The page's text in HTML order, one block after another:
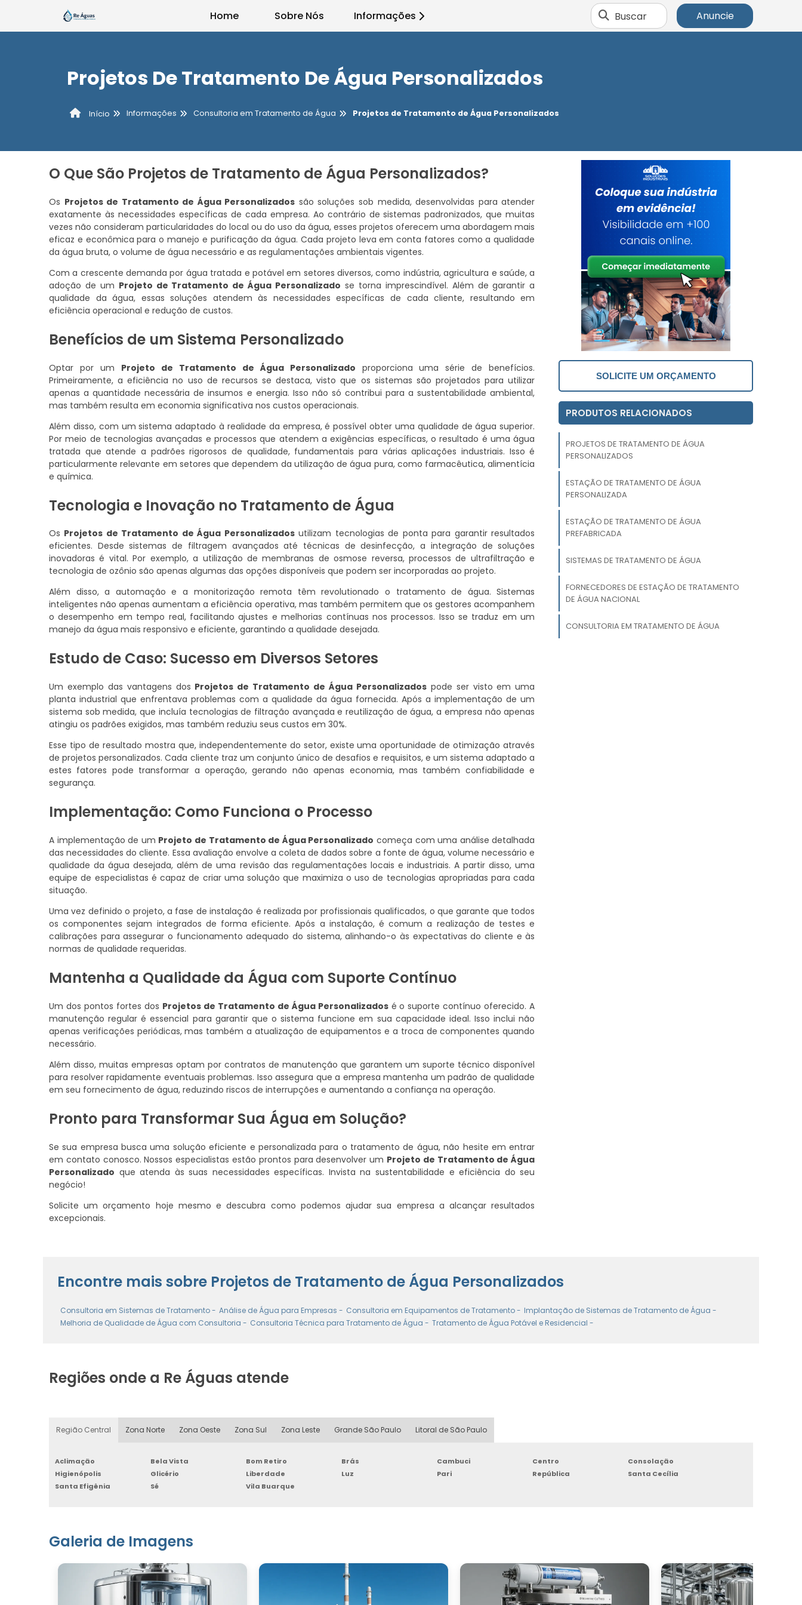
Home Sobre Nós Informações Buscar Anuncie
Projetos De Tratamento De Água Personalizados
Início Informações Consultoria em Tratamento de Água Projetos de Tratamento de Água Personalizados
O Que São Projetos de Tratamento de Água Personalizados?
Os Projetos de Tratamento de Água Personalizados são soluções sob medida, desenvolvidas para atender
exatamente às necessidades específicas de cada empresa. Ao contrário de sistemas padronizados, que muitas
vezes não consideram particularidades do local ou do uso da água, esses projetos oferecem uma abordagem mais
eficaz e econômica para o manejo e purificação da água. Cada projeto leva em conta fatores como a qualidade
da água bruta, o volume de água necessário e as regulamentações ambientais vigentes.
Com a crescente demanda por água tratada e potável em setores diversos, como indústria, agricultura e saúde, a
adoção de um Projeto de Tratamento de Água Personalizado se torna imprescindível. Além de garantir a
qualidade da água, essas soluções atendem às necessidades específicas de cada cliente, resultando em
eficiência operacional e redução de custos.
Benefícios de um Sistema Personalizado
Optar por um Projeto de Tratamento de Água Personalizado proporciona uma série de benefícios.
Primeiramente, a eficiência no uso de recursos se destaca, visto que os sistemas são projetados para utilizar
apenas a quantidade necessária de insumos e energia. Isso não só contribui para a sustentabilidade ambiental,
mas também resulta em economia significativa nos custos operacionais.
Além disso, com um sistema adaptado à realidade da empresa, é possível obter uma qualidade de água superior.
Por meio de tecnologias avançadas e processos que atendem a exigências específicas, o resultado é uma água
tratada que atende a padrões rigorosos de qualidade, fundamentais para várias aplicações industriais. Isso é
particularmente relevante em setores que dependem da utilização de água pura, como farmacêutica, alimentícia
e química.
Tecnologia e Inovação no Tratamento de Água
Os Projetos de Tratamento de Água Personalizadosutilizam tecnologias de ponta para garantir resultados
eficientes. Desde sistemas de filtragem avançados até técnicas de desinfecção, a integração de soluções
inovadoras é vital. Por exemplo, a utilização de membranas de osmose reversa, processos de ultrafiltração e
tecnologia de ozônio são apenas algumas das opções disponíveis que podem ser incorporadas ao projeto.
Além disso, a automação e a monitorização remota têm revolutionado o tratamento de água. Sistemas
inteligentes não apenas aumentam a eficiência operativa, mas também permitem que os gestores acompanhem
o desempenho em tempo real, facilitando ajustes e melhorias contínuas nos processos. Isso se traduz em um
manejo da água mais responsivo e eficiente, garantindo a qualidade desejada.
Estudo de Caso: Sucesso em Diversos Setores
Um exemplo das vantagens dos Projetos de Tratamento de Água Personalizadospode ser visto em uma
planta industrial que enfrentava problemas com a qualidade da água fornecida. Após a implementação de um
sistema sob medida, que incluía tecnologias de filtração avançada e reutilização de água, a empresa não apenas
atingiu os padrões exigidos, mas também reduziu seus custos em 30%.
Esse tipo de resultado mostra que, independentemente do setor, existe uma oportunidade de otimização através
de projetos personalizados. Cada cliente traz um conjunto único de desafios e requisitos, e um sistema adaptado a
estes fatores pode transformar a operação, gerando não apenas economia, mas também confiabilidade e
segurança.
Implementação: Como Funciona o Processo
A implementação de um Projeto de Tratamento de Água Personalizado começa com uma análise detalhada
das necessidades do cliente. Essa avaliação envolve a coleta de dados sobre a fonte de água, volume necessário e
qualidade da água desejada, além de uma revisão das regulamentações locais e industriais. A partir disso, uma
equipe de especialistas é capaz de criar uma solução que maximiza o uso de tecnologias apropriadas para cada
situação.
Uma vez definido o projeto, a fase de instalação é realizada por profissionais qualificados, o que garante que todos
os componentes sejam integrados de forma eficiente. Após a instalação, é comum a realização de testes e
calibrações para assegurar o funcionamento adequado do sistema, alinhando-o às expectativas do cliente e às
normas de qualidade requeridas.
Mantenha a Qualidade da Água com Suporte Contínuo
Um dos pontos fortes dos Projetos de Tratamento de Água Personalizadosé o suporte contínuo oferecido. A
manutenção regular é essencial para garantir que o sistema funcione em sua capacidade ideal. Isso inclui não
apenas verificações periódicas, mas também a atualização de equipamentos e a troca de componentes quando
necessário.
Além disso, muitas empresas optam por contratos de manutenção que garantem um suporte técnico disponível
para resolver rapidamente eventuais problemas. Isso assegura que a empresa mantenha um padrão de qualidade
em seu fornecimento de água, reduzindo riscos de interrupções e aumentando a confiança na operação.
Pronto para Transformar Sua Água em Solução?
Se sua empresa busca uma solução eficiente e personalizada para o tratamento de água, não hesite em entrar
em contato conosco. Nossos especialistas estão prontos para desenvolver um Projeto de Tratamento de Água
Personalizado que atenda às suas necessidades específicas. Invista na sustentabilidade e eficiência do seu
negócio!
Solicite um orçamento hoje mesmo e descubra como podemos ajudar sua empresa a alcançar resultados
excepcionais.
SOLICITE UM ORÇAMENTO
PRODUTOS RELACIONADOS
PROJETOS DE TRATAMENTO DE ÁGUA
PERSONALIZADOS
ESTAÇÃO DE TRATAMENTO DE ÁGUA
PERSONALIZADA
ESTAÇÃO DE TRATAMENTO DE ÁGUA
PREFABRICADA
SISTEMAS DE TRATAMENTO DE ÁGUA
FORNECEDORES DE ESTAÇÃO DE TRATAMENTO
DE ÁGUA NACIONAL
CONSULTORIA EM TRATAMENTO DE ÁGUA
Encontre mais sobre Projetos de Tratamento de Água Personalizados
Consultoria em Sistemas de Tratamento - Análise de Água para Empresas - Consultoria em Equipamentos de Tratamento - Implantação de Sistemas de Tratamento de Água -
Melhoria de Qualidade de Água com Consultoria - Consultoria Técnica para Tratamento de Água - Tratamento de Água Potável e Residencial -
Regiões onde a Re Águas atende
Região Central Zona Norte Zona Oeste Zona Sul Zona Leste Grande São Paulo Litoral de São Paulo
Aclimação Bela Vista Bom Retiro Brás Cambuci Centro
Consolação
Higienópolis
Glicério Liberdade Luz Pari República
Santa Cecília
Santa Efigênia
Sé Vila Buarque
Galeria de Imagens